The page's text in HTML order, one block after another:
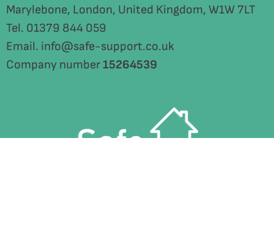
Marylebone, London, United Kingdom, W1W 7LT
Tel. 01379 844 059
Email. info@safe-support.co.uk
Company number15264539